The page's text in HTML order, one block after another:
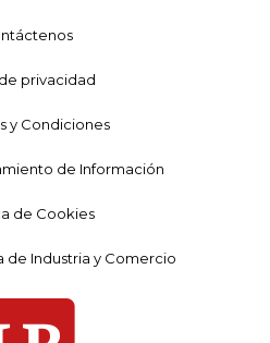
privacidad
y Condiciones
de Información
de Cookies
de Industria y Comercio